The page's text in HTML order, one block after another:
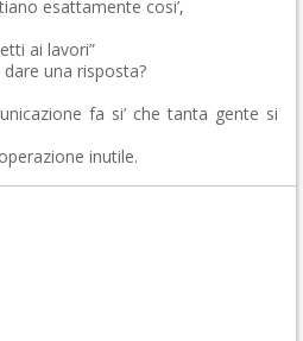
esattamente cosi’,
ai lavori”
una risposta?
fa si’ che tanta gente si
inutile.